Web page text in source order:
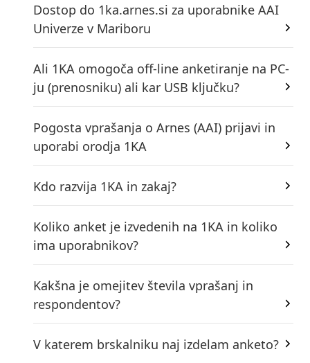
Dostop do 1ka.arnes.si za uporabnike AAI
Univerze v Mariboru
Ali 1KA omogoča off-line anketiranje na PC-
ju (prenosniku) ali kar USB ključku?
Pogosta vprašanja o Arnes (AAI) prijavi in
uporabi orodja 1KA
Kdo razvija 1KA in zakaj?
Koliko anket je izvedenih na 1KA in koliko
ima uporabnikov?
Kakšna je omejitev števila vprašanj in
respondentov?
V katerem brskalniku naj izdelam anketo?